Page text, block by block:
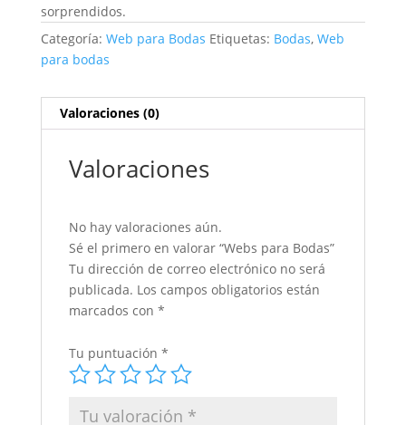
sorprendidos.
Categoría: Web para Bodas Etiquetas: Bodas, Web
para bodas
Valoraciones (0)
Valoraciones
No hay valoraciones aún.
Sé el primero en valorar “Webs para Bodas”
Tu dirección de correo electrónico no será
publicada. Los campos obligatorios están
marcados con *
Tu puntuación *